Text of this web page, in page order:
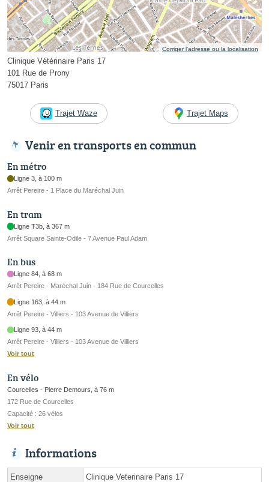
Corriger l’adresse ou la localisation
Clinique Vétérinaire Paris 17
101 Rue de Prony
75017 Paris
Trajet Waze Trajet Maps
Venir en transports en commun
En métro
Ligne 3, à 100 m
Arrêt Pereire - 1 Place du Maréchal Juin
En tram
Ligne T3b, à 367 m
Arrêt Square Sainte-Odile - 7 Avenue Paul Adam
En bus
Ligne 84, à 68 m
Arrêt Pereire - Maréchal Juin - 184 Rue de Courcelles
Ligne 163, à 44 m
Arrêt Pereire - Villiers - 103 Avenue de Villiers
Ligne 93, à 44 m
Arrêt Pereire - Villiers - 103 Avenue de Villiers
Voir tout
En vélo
Courcelles - Pierre Demours, à 76 m
172 Rue de Courcelles
Capacité : 26 vélos
Voir tout
Informations
Enseigne Clinique Veterinaire Paris 17